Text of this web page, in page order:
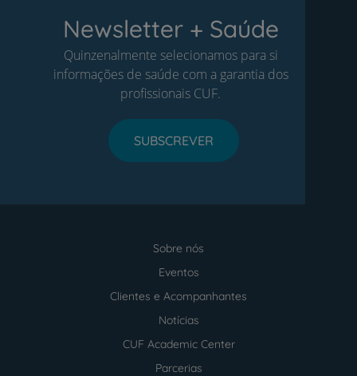
Newsletter + Saúde
Quinzenalmente selecionamos para si
informações de saúde com a garantia dos
profissionais CUF.
SUBSCREVER
Sobre nós
Eventos
Clientes e Acompanhantes
Notícias
CUF Academic Center
Parcerias